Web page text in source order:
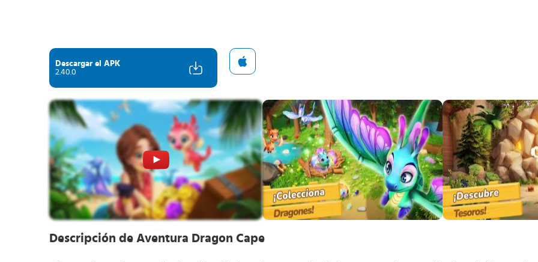
Descargar el APK
2.40.0
Descripción de Aventura Dragon Cape